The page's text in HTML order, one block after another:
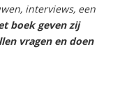
interviews, een
boek geven zij
vragen en doen